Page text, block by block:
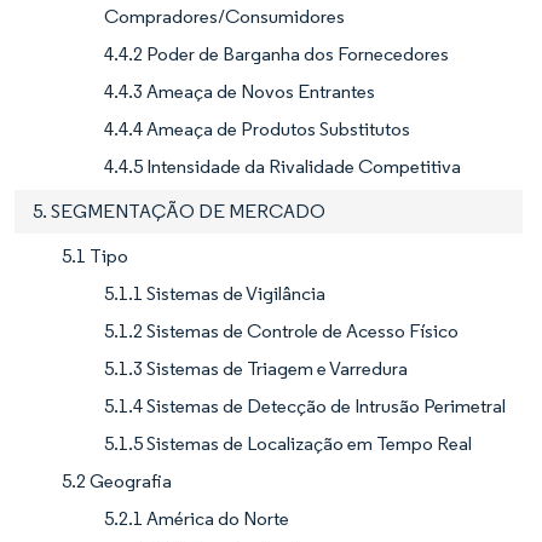
Compradores/Consumidores
4.4.2 Poder de Barganha dos Fornecedores
4.4.3 Ameaça de Novos Entrantes
4.4.4 Ameaça de Produtos Substitutos
4.4.5 Intensidade da Rivalidade Competitiva
5. SEGMENTAÇÃO DE MERCADO
5.1 Tipo
5.1.1 Sistemas de Vigilância
5.1.2 Sistemas de Controle de Acesso Físico
5.1.3 Sistemas de Triagem e Varredura
5.1.4 Sistemas de Detecção de Intrusão Perimetral
5.1.5 Sistemas de Localização em Tempo Real
5.2 Geografia
5.2.1 América do Norte